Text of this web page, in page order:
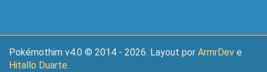
Pokémothim v4.0 © 2014 - 2026. Layout por ArmrDev e
Hitallo Duarte.